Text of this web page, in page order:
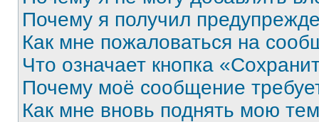
Почему я получил
Как мне пожаловаться на
Что означает кнопка
Почему моё сообщение
Как мне вновь поднять мою